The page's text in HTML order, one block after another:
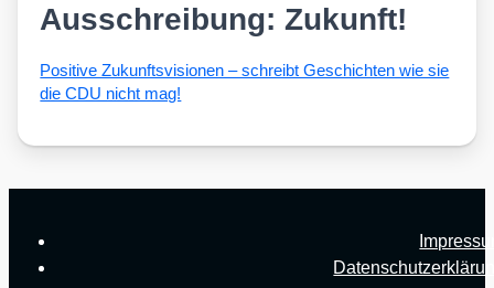
Ausschreibung: Zukunft!
Posi­ti­ve Zukunfts­vi­sio­nen – schreibt Geschich­ten wie sie
die CDU nicht mag!